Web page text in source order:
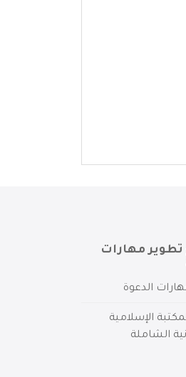
تطوير مهارات
الدعوة
الإسلامية
الشاملة